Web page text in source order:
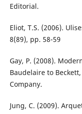
Editorial.
Eliot, T.S. (2006).
8(89), pp. 58-59
Gay, P. (2008).
Baudelaire to
Company.
Jung, C. (2009).